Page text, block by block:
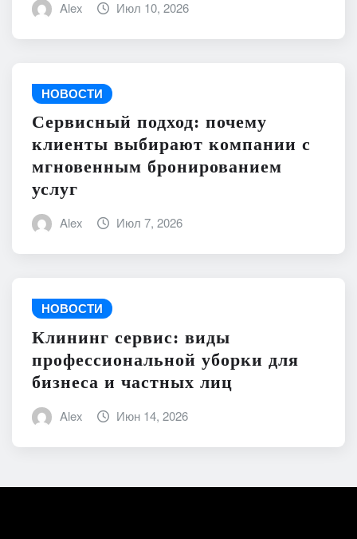
Alex Июл 10, 2026
НОВОСТИ
Сервисный подход: почему
клиенты выбирают компании с
мгновенным бронированием
услуг
Alex Июл 7, 2026
НОВОСТИ
Клининг сервис: виды
профессиональной уборки для
бизнеса и частных лиц
Alex Июн 14, 2026